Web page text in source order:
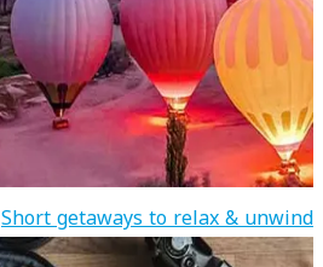
Short getaways to relax & unwind